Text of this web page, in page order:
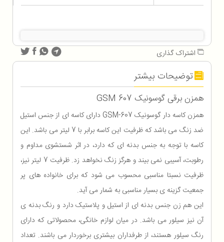
اشتراک گذاری
توضیحات بیشتر
همزن برقی گوسونیک GSM 607
همزن کاسه دار گوسونیک GSM-607 دارای کاسه ای از جنس استیل
ضد زنگ می باشد که ظرفیت این کاسه برابر با 7 لیتر می باشد. این
کاسه با توجه به جنس بدنه ای که دارد، در اثر شستشوی مداوم و
رطوبت، آسیبی نمی بیند و هرگز زنگ نخواهد زد. ظرفیت 7 لیتر نیز،
ظرفیت نسبتا مناسبی محسوب می شود که برای خانواده های پر
جمعیت گزینه ی بسیار مناسبی به شمار می آید.
این هم زن جنس بدنه ای از استیل و پلاستیک دارد و رنگ بدنه ی
آن نیز سیلور می باشد. در میان لوازم خانگی، محصولاتی که دارای
رنگ سیلور هستند، از طرفداران بیشتری برخوردار می باشند. تعداد